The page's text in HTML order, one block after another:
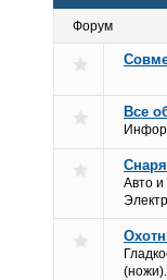
Форум
Все
Авто и
(ножи).